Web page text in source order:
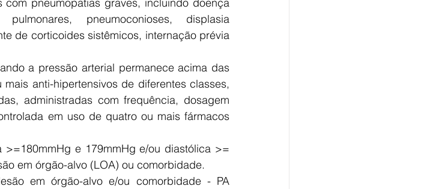
pneumoconioses, displasia
de corticoides sistêmicos, internação prévia
a pressão arterial permanece acima das
anti-hipertensivos de diferentes classes,
administradas com frequência, dosagem
em uso de quatro ou mais fármacos
e 179mmHg e/ou diastólica >=
em órgão-alvo (LOA) ou comorbidade.
em órgão-alvo e/ou comorbidade - PA